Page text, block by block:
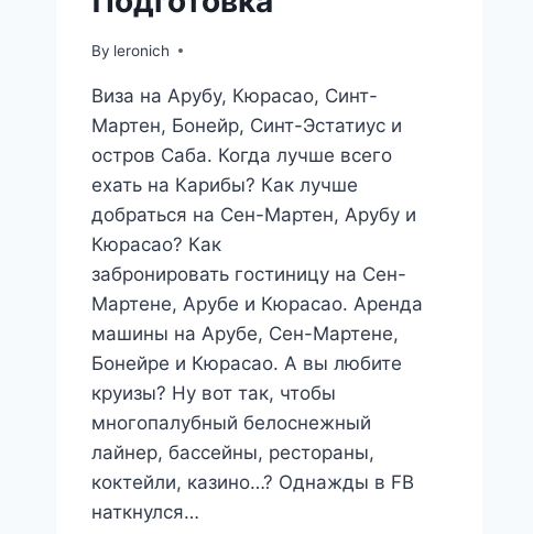
By leronich
Виза на Арубу, Кюрасао, Синт-
Мартен, Бонейр, Синт-Эстатиус и
остров Саба. Когда лучше всего
ехать на Карибы? Как лучше
добраться на Сен-Мартен, Арубу и
Кюрасао? Как
забронировать гостиницу на Сен-
Мартене, Арубе и Кюрасао. Аренда
машины на Арубе, Сен-Мартене,
Бонейре и Кюрасао. А вы любите
круизы? Ну вот так, чтобы
многопалубный белоснежный
лайнер, бассейны, рестораны,
коктейли, казино…? Однажды в FB
наткнулся…